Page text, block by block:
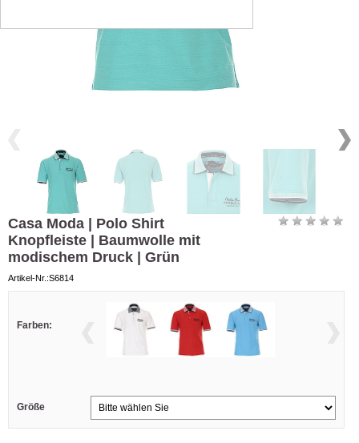
Casa Moda | Polo Shirt
Knopfleiste | Baumwolle mit
modischem Druck | Grün
Artikel-Nr.:S6814
Farben:
Größe